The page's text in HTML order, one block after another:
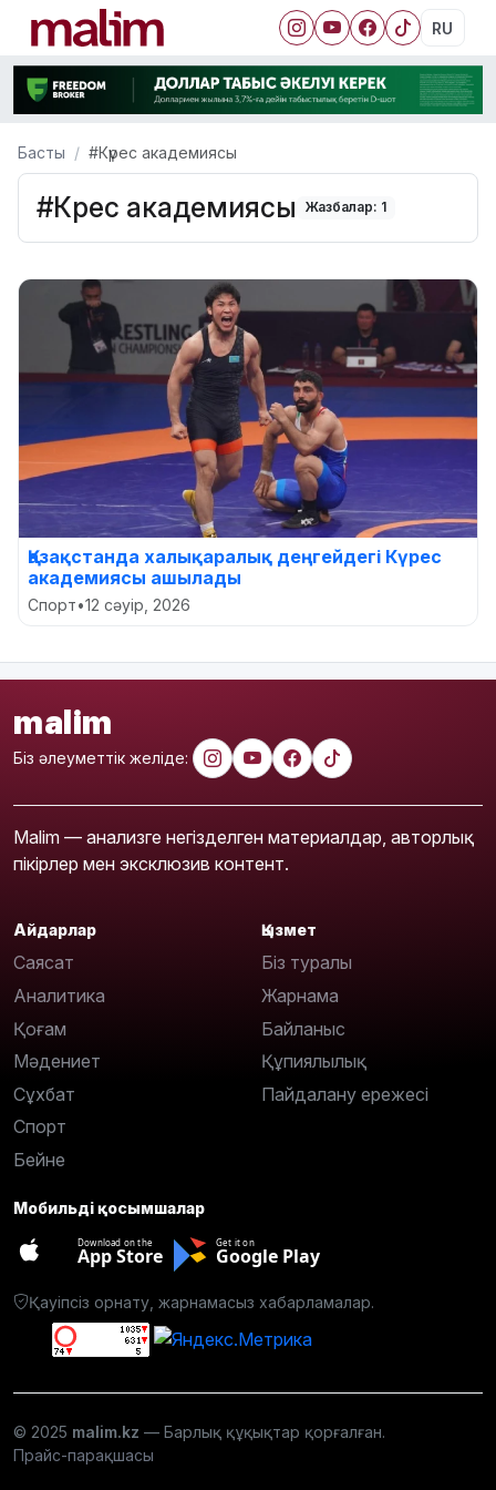
RU
Басты #Күрес академиясы
#Күрес академиясы Жазбалар: 1
Қазақстанда халықаралық деңгейдегі Күрес
академиясы ашылады
Спорт•12 сәуір, 2026
malim
Біз әлеуметтік желіде:
Malim — анализге негізделген материалдар, авторлық
пікірлер мен эксклюзив контент.
Айдарлар
Саясат
Аналитика
Қоғам
Мәдениет
Сұхбат
Спорт
Бейне
Қызмет
Біз туралы
Жарнама
Байланыс
Құпиялылық
Пайдалану ережесі
Мобильді қосымшалар
Download on the
App Store
Get it on
Google Play
Қауіпсіз орнату, жарнамасыз хабарламалар.
© 2025 malim.kz — Барлық құқықтар қорғалған.
Прайс-парақшасы